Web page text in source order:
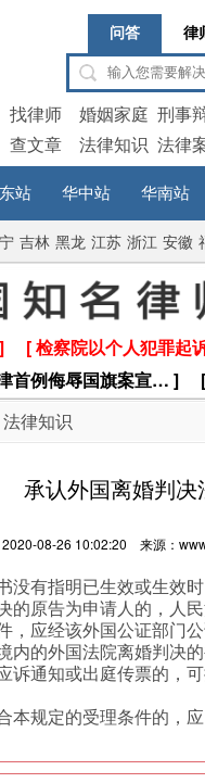
问答 律
找律师 婚姻家庭 刑事
查文章
法律知识 法律
站 华中站 华南站
吉林 黑龙
江
江苏 浙江 安徽
[ 检察院以个人犯罪起
首例侮辱国旗案宣… ]
法律知识
承认外国离婚判决
08-26 10:02:20 来源：
没有指明已生效或生效
的原告为申请人的，人
，应经该外国公证部门
内的外国法院离婚判决
诉通知或出庭传票的，
本规定的受理条件的，